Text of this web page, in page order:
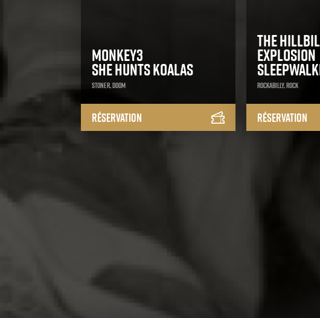
Monkey3
She Hunts Koalas
Stoner, Doom
Réservation
The
Explosion
Rockabilly, Rock
Réservation